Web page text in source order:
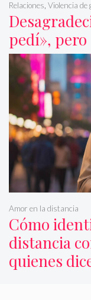
pedí»,
Relaciones, Violencia de
Cómo
distancia
quienes
Amor en la distancia